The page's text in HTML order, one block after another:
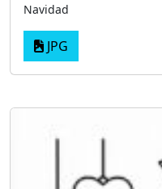
Navidad
JPG